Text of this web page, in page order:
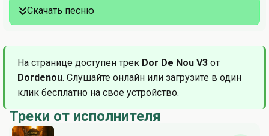
Скачать песню
На странице доступен трек Dor De Nou V3 от
Dordenou. Слушайте онлайн или загрузите в один
клик бесплатно на свое устройство.
Треки от исполнителя